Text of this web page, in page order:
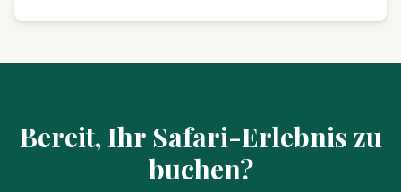
Bereit, Ihr Safari-Erlebnis zu
buchen?